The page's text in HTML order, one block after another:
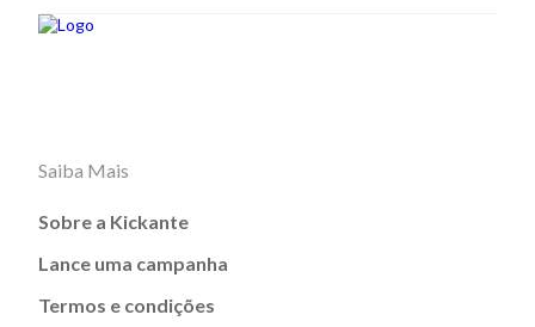
Saiba Mais
Sobre a Kickante
Lance uma campanha
Termos e condições